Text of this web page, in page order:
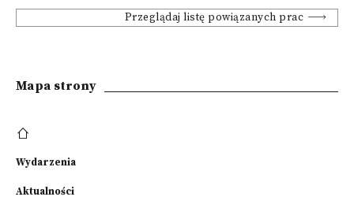
Przeglądaj listę powiązanych prac
Mapa strony
Wydarzenia
Aktualności